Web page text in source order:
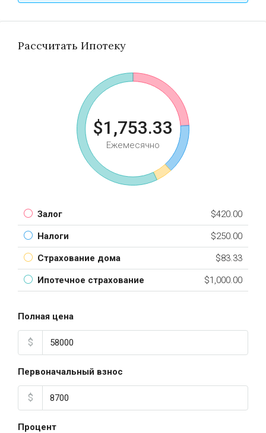
Рассчитать Ипотеку
$1,753.33
Ежемесячно
Залог $420.00
Налоги $250.00
Страхование дома $83.33
Ипотечное страхование $1,000.00
Полная цена
$
Первоначальный взнос
$
Процент